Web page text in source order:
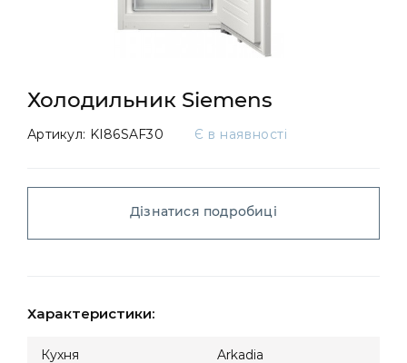
Холодильник Siemens
Артикул: KI86SAF30 Є в наявності
Дізнатися подробиці
Характеристики:
Кухня Arkadia